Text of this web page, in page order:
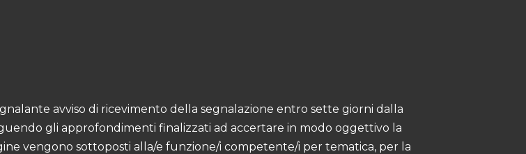
avviso di ricevimento della segnalazione entro sette giorni dalla
gli approfondimenti finalizzati ad accertare in modo oggettivo la
vengono sottoposti alla/e funzione/i competente/i per tematica, per la